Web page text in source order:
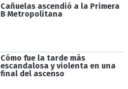
Cañuelas ascendió a la Primera
B Metropolitana
Cómo fue la tarde más
escandalosa y violenta en una
final del ascenso